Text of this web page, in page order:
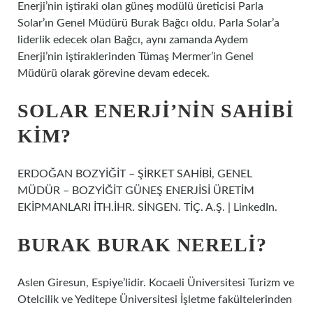
Enerji’nin iştiraki olan güneş modülü üreticisi Parla
Solar’ın Genel Müdürü Burak Bağcı oldu. Parla Solar’a
liderlik edecek olan Bağcı, aynı zamanda Aydem
Enerji’nin iştiraklerinden Tümaş Mermer’in Genel
Müdürü olarak görevine devam edecek.
SOLAR ENERJI’NIN SAHIBI
KIM?
ERDOĞAN BOZYİĞİT – ŞİRKET SAHİBİ, GENEL
MÜDÜR – BOZYİĞİT GÜNEŞ ENERJİSİ ÜRETİM
EKİPMANLARI İTH.İHR. SİNGEN. TİÇ. A.Ş. | LinkedIn.
BURAK BURAK NERELI?
Aslen Giresun, Espiye’lidir. Kocaeli Üniversitesi Turizm ve
Otelcilik ve Yeditepe Üniversitesi İşletme fakültelerinden